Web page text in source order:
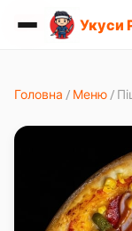
Укуси
Головна / Меню/
ХІТ